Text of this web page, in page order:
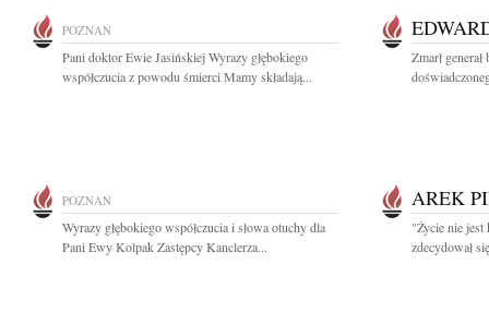
POZNAŃ
Pani doktor Ewie Jasińskiej Wyrazy głębokiego
współczucia z powodu śmierci Mamy składają...
Zmarł
POZNAŃ
Wyrazy głębokiego współczucia i słowa otuchy dla
Pani Ewy Kolpak Zastępcy Kanclerza...
AREK
"Życie nie jest
zdecydował